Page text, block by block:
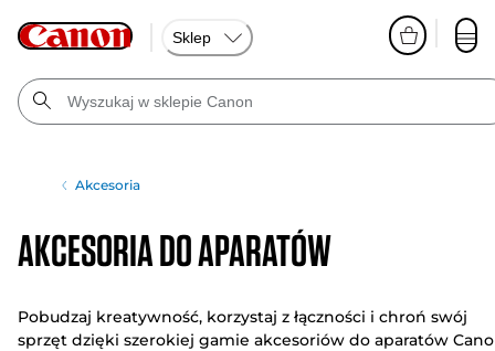
Sklep
Akcesoria
Akcesoria do aparatów
Pobudzaj kreatywność, korzystaj z łączności i chroń swój
sprzęt dzięki szerokiej gamie akcesoriów do aparatów